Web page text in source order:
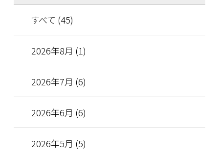
すべて (45)
2026年8月 (1)
2026年7月 (6)
2026年6月 (6)
2026年5月 (5)